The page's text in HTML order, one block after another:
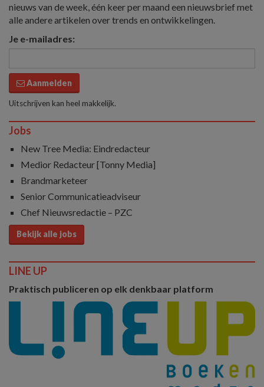
nieuws van de week, één keer per maand een nieuwsbrief met
alle andere artikelen over trends en ontwikkelingen.
Je e-mailadres:
Aanmelden
Uitschrijven kan heel makkelijk.
Jobs
New Tree Media: Eindredacteur
Medior Redacteur [Tonny Media]
Brandmarketeer
Senior Communicatieadviseur
Chef Nieuwsredactie – PZC
Bekijk alle jobs
LINE UP
Praktisch publiceren op elk denkbaar platform